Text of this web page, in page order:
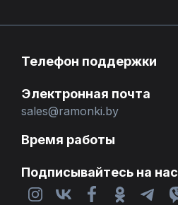
Телефон поддержки
Электронная почта
sales@ramonki.by
Время работы
Подписывайтесь на нас